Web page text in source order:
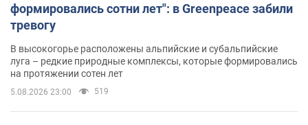
формировались сотни лет": в Greenpeace забили
тревогу
В высокогорье расположены альпийские и субальпийские
луга – редкие природные комплексы, которые формировались
на протяжении сотен лет
5.08.2026 23:00 519